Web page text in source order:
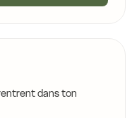
dans ton